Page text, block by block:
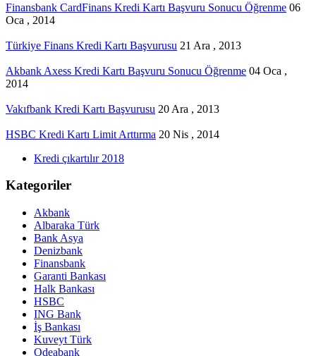
Finansbank CardFinans Kredi Kartı Başvuru Sonucu Öğrenme 06
Oca , 2014
Türkiye Finans Kredi Kartı Başvurusu 21 Ara , 2013
Akbank Axess Kredi Kartı Başvuru Sonucu Öğrenme 04 Oca ,
2014
Vakıfbank Kredi Kartı Başvurusu 20 Ara , 2013
HSBC Kredi Kartı Limit Arttırma 20 Nis , 2014
Kredi çıkartılır 2018
Kategoriler
Akbank
Albaraka Türk
Bank Asya
Denizbank
Finansbank
Garanti Bankası
Halk Bankası
HSBC
ING Bank
İş Bankası
Kuveyt Türk
Odeabank